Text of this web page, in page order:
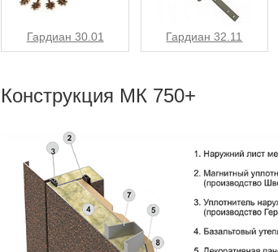
Гардиан 30.01 Гардиан 32.11
Конструкция МК 750+